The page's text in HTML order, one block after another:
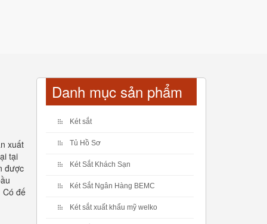
xuất
tại
được
Có đế
Danh mục sản phẩm
Két sắt
Tủ Hồ Sơ
Két Sắt Khách Sạn
Két Sắt Ngân Hàng BEMC
Két sắt xuất khẩu mỹ welko